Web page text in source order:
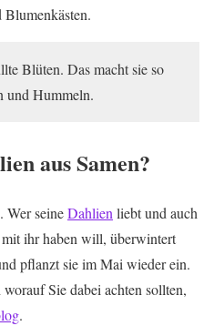
Blumenkästen.
Blüten. Das macht sie so
und Hummeln.
aus Samen?
Wer seineDahlien liebt und auch
mit ihr haben will, überwintert
pflanzt sie im Mai wieder ein.
Sie dabei achten sollten,
.